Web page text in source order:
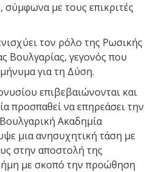
με τους επικριτές
τον ρόλο της Ρωσικής
Βουλγαρίας, γεγονός που
για τη Δύση.
επιβεβαιώνονται και
προσπαθεί να επηρεάσει την
Ακαδημία
μια ανησυχητική τάση με
στην αποστολή της
με σκοπό την προώθηση